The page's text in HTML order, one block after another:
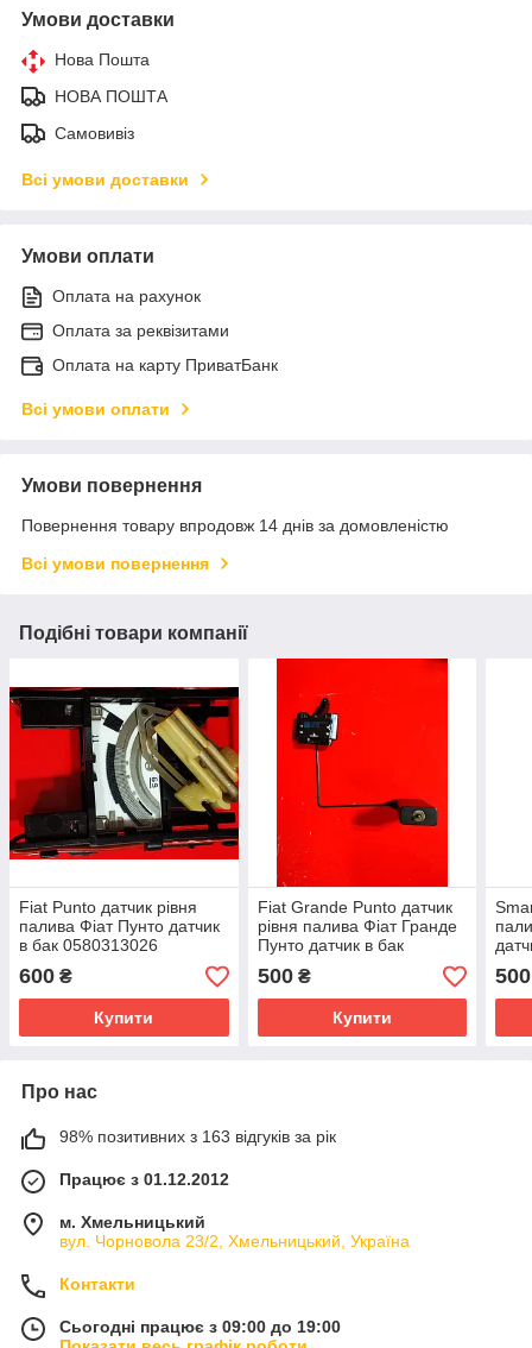
Умови доставки
Нова Пошта
НОВА ПОШТА
Самовивіз
Всі умови доставки
Умови оплати
Оплата на рахунок
Оплата за реквізитами
Оплата на карту ПриватБанк
Всі умови оплати
Умови повернення
Повернення товару впродовж 14 днів за домовленістю
Всі умови повернення
Подібні товари компанії
Fiat Punto датчик рівня
палива Фіат Пунто датчик
в бак 0580313026
600 ₴
Купити
Fiat Grande Punto датчик
рівня палива Фіат Гранде
Пунто датчик в бак
A2C53182114
A2C53182117
500₴
Купити
500
Про нас
98% позитивних з 163 відгуків за рік
Працює з 01.12.2012
м. Хмельницький
вул. Чорновола 23/2, Хмельницький, Україна
Контакти
Сьогодні працює з 09:00 до 19:00